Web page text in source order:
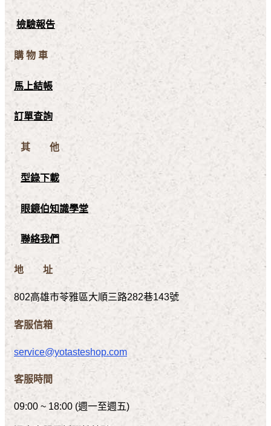
檢驗報告
購 物 車
馬上結帳
訂單查詢
其 他
型錄下載
眼鏡伯知識學堂
聯絡我們
地 址
802高雄市苓雅區大順三路282巷143號
客服信箱
service@yotasteshop.com
客服時間
09:00 ~ 18:00 (週一至週五)